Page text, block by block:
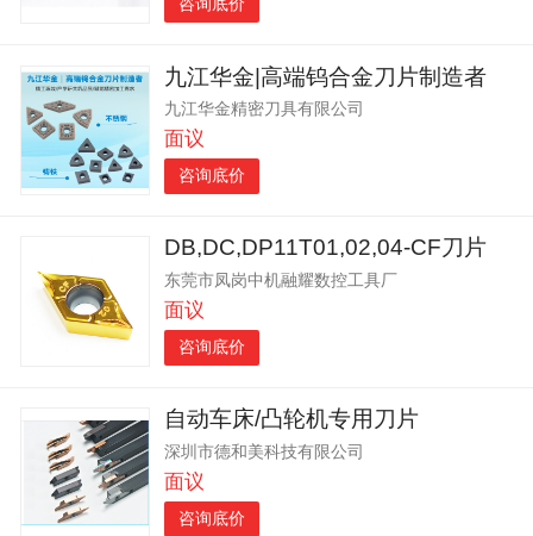
咨询底价
九江华金|高端钨合金刀片制造者
九江华金精密刀具有限公司
面议
咨询底价
DB,DC,DP11T01,02,04-CF刀片
东莞市凤岗中机融耀数控工具厂
面议
咨询底价
自动车床/凸轮机专用刀片
深圳市德和美科技有限公司
面议
咨询底价